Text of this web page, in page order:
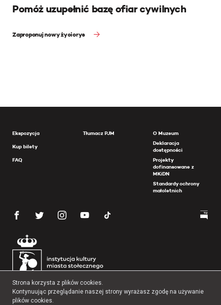
Pomóż uzupełnić bazę ofiar cywilnych
Zaproponuj nowy życiorys
Ekspozycja
Kup bilety
FAQ
Tłumacz PJM
O Muzeum
Deklaracja
dostępności
Projekty
dofinansowane z
MKiDN
Standardy ochrony
małoletnich
Strona korzysta z plików cookies.
Kontynuując przeglądanie naszej strony wyrażasz zgodę na używanie
plików cookies.